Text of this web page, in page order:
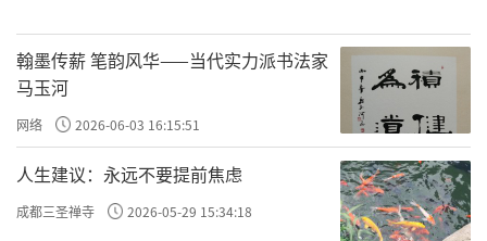
翰墨传薪 笔韵风华——当代实力派书法家
马玉河
网络 2026-06-03 16:15:51
人生建议：永远不要提前焦虑
成都三圣禅寺 2026-05-29 15:34:18